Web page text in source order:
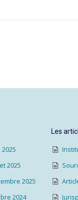
2025
2025
2024
Les